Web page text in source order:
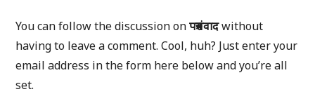
You can follow the discussion onपत्रसंवादwithout
having to leave a comment. Cool, huh? Just enter your
email address in the form here below and you’re all
set.